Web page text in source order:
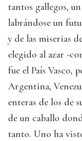
tantos gallegos,
labrándose un
y de las miserias
elegido al azar -
fue el País Vasco,
Argentina,
enteras de los de
de un caballo
tanto. Uno ha